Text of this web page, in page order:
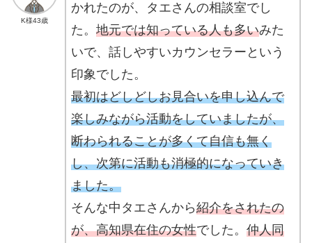
K様43歳
かれたのが、タエさんの相談室でし
た。 地元では知っている人も多いみた
いで、話しやすいカウンセラーという
印象でした。
最初はどしどしお見合いを申し込んで
楽しみながら活動をしていましたが、
断わられることが多くて自信も無く
し、次第に活動も消極的になっていき
ました。
そんな中タエさんから紹介をされたの
が、高知県在住の女性でした。 仲人同